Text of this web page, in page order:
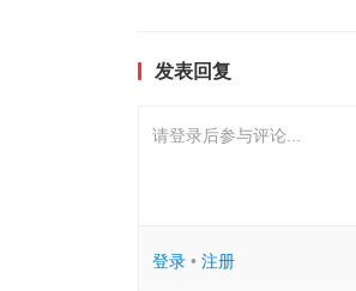
发表回复
请登录后参与评论...
登录• 注册